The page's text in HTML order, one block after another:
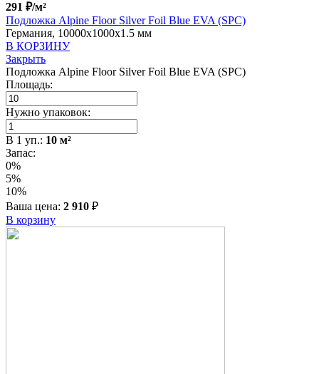
291 ₽/м²
Подложка Alpine Floor Silver Foil Blue EVA (SPC)
Германия, 10000x1000x1.5 мм
В КОРЗИНУ
Закрыть
Подложка Alpine Floor Silver Foil Blue EVA (SPC)
Площадь:
Нужно упаковок:
В 1 уп.: 10 м²
Запас:
0%
5%
10%
Ваша цена: 2 910 ₽
В корзину